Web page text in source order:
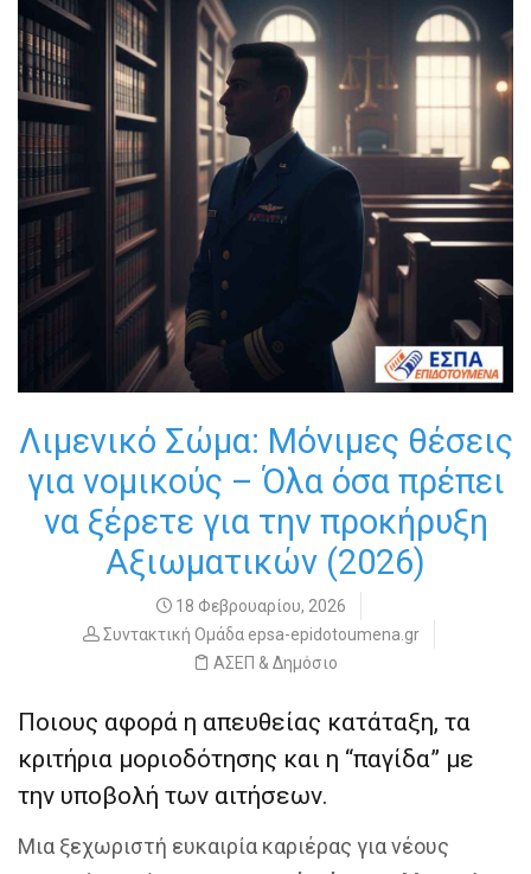
Λιμενικό Σώμα: Μόνιμες θέσεις
για νομικούς – Όλα όσα πρέπει
να ξέρετε για την προκήρυξη
Αξιωματικών (2026)
18 Φεβρουαρίου, 2026
Συντακτική Ομάδα epsa-epidotoumena.gr
ΑΣΕΠ & Δημόσιο
Ποιους αφορά η απευθείας κατάταξη, τα
κριτήρια μοριοδότησης και η “παγίδα” με
την υποβολή των αιτήσεων.
Μια ξεχωριστή ευκαιρία καριέρας για νέους